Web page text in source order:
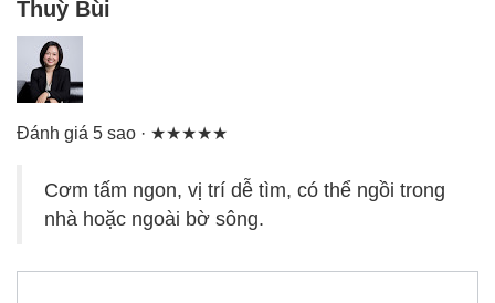
Thuỳ Bùi
Đánh giá 5 sao · ★★★★★
Cơm tấm ngon, vị trí dễ tìm, có thể ngồi trong
nhà hoặc ngoài bờ sông.